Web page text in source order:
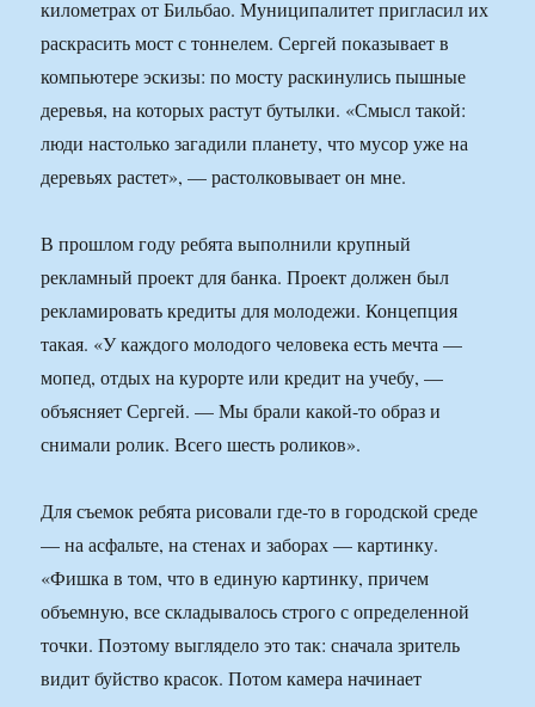
километрах от Бильбао. Муниципалитет пригласил их
раскрасить мост с тоннелем. Сергей показывает в
компьютере эскизы: по мосту раскинулись пышные
деревья, на которых растут бутылки. «Смысл такой:
люди настолько загадили планету, что мусор уже на
деревьях растет», — растолковывает он мне.
В прошлом году ребята выполнили крупный
рекламный проект для банка. Проект должен был
рекламировать кредиты для молодежи. Концепция
такая. «У каждого молодого человека есть мечта —
мопед, отдых на курорте или кредит на учебу, —
объясняет Сергей. — Мы брали какой-то образ и
снимали ролик. Всего шесть роликов».
Для съемок ребята рисовали где-то в городской среде
— на асфальте, на стенах и заборах — картинку.
«Фишка в том, что в единую картинку, причем
объемную, все складывалось строго с определенной
точки. Поэтому выглядело это так: сначала зритель
видит буйство красок. Потом камера начинает